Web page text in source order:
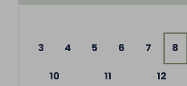
3 4 5 6 7 8
10 11 12